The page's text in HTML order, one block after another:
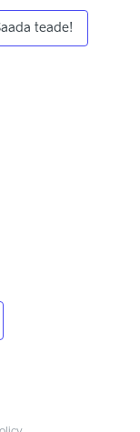
teade!